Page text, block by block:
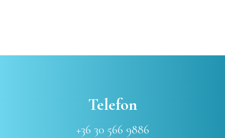
oldalsáv
Telefon
+36 30 566 9886